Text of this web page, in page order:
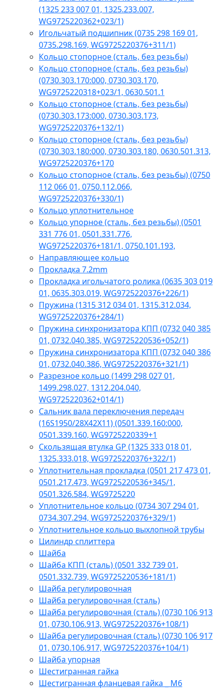
(1325 233 007 01, 1325.233.007,
WG9725220362+023/1)
Игольчатый подшипник (0735 298 169 01,
0735.298.169, WG9725220376+311/1)
Кольцо стопорное (сталь, без резьбы)
Кольцо стопорное (сталь, без резьбы)
(0730.303.170:000, 0730.303.170,
WG9725220318+023/1, 0630.501.1
Кольцо стопорное (сталь, без резьбы)
(0730.303.173:000, 0730.303.173,
WG9725220376+132/1)
Кольцо стопорное (сталь, без резьбы)
(0730.303.180:000, 0730.303.180, 0630.501.313,
WG9725220376+170
Кольцо стопорное (сталь, без резьбы) (0750
112 066 01, 0750.112.066,
WG9725220376+330/1)
Кольцо уплотнительное
Кольцо упорное (сталь, без резьбы) (0501
331 776 01, 0501.331.776,
WG9725220376+181/1, 0750.101.193,
Направляющее кольцо
Прокладка 7.2mm
Прокладка игольчатого ролика (0635 303 019
01, 0635.303.019, WG9725220376+226/1)
Пружина (1315 312 034 01, 1315.312.034,
WG9725220376+284/1)
Пружина синхронизатора КПП (0732 040 385
01, 0732.040.385, WG9725220536+052/1)
Пружина синхронизатора КПП (0732 040 386
01, 0732.040.386, WG9725220376+321/1)
Разрезное кольцо (1499 298 027 01,
1499.298.027, 1312.204.040,
WG9725220362+014/1)
Сальник вала переключения передач
(16S1950/28X42X11) (0501.339.160:000,
0501.339.160, WG9725220339+1
Скользящая втулка GP (1325 333 018 01,
1325.333.018, WG9725220376+322/1)
Уплотнительная прокладка (0501 217 473 01,
0501.217.473, WG9725220536+345/1,
0501.326.584, WG9725220
Уплотнительное кольцо (0734 307 294 01,
0734.307.294, WG9725220376+329/1)
Уплотнительное кольцо выхлопной трубы
Цилиндр сплиттера
Шайба
Шайба КПП (сталь) (0501 332 739 01,
0501.332.739, WG9725220536+181/1)
Шайба регулировочная
Шайба регулировочная (сталь)
Шайба регулировочная (сталь) (0730 106 913
01, 0730.106.913, WG9725220376+108/1)
Шайба регулировочная (сталь) (0730 106 917
01, 0730.106.917, WG9725220376+104/1)
Шайба упорная
Шестигранная гайка
Шестигранная фланцевая гайка _ M6